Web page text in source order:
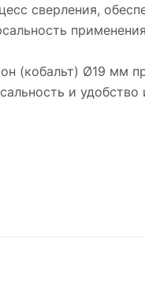
сверления,
(кобальт) Ø19 мм
и удобство